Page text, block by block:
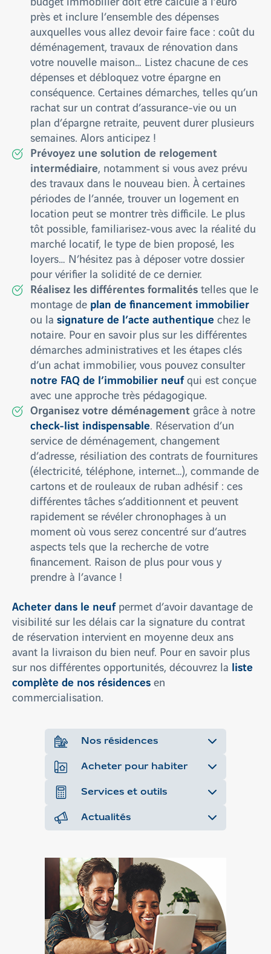
Nos résidences
Acheter pour habiter
Services et outils
Actualités
près et inclure l’ensemble des dépenses
auxquelles vous allez devoir faire face : coût du
déménagement, travaux de rénovation dans
votre nouvelle maison… Listez chacune de ces
dépenses et débloquez votre épargne en
conséquence. Certaines démarches, telles qu’un
rachat sur un contrat d’assurance-vie ou un
plan d’épargne retraite, peuvent durer plusieurs
semaines. Alors anticipez !
Prévoyez une solution de relogement
intermédiaire, notamment si vous avez prévu
des travaux dans le nouveau bien. À certaines
périodes de l’année, trouver un logement en
location peut se montrer très difficile. Le plus
tôt possible, familiarisez-vous avec la réalité du
marché locatif, le type de bien proposé, les
loyers… N’hésitez pas à déposer votre dossier
pour vérifier la solidité de ce dernier.
Réalisez les différentes formalitéstelles que le
montage de plan de financement immobilier
ou la signature de l’acte authentiquechez le
notaire. Pour en savoir plus sur les différentes
démarches administratives et les étapes clés
d’un achat immobilier, vous pouvez consulter
notre FAQ de l’immobilier neufqui est conçue
avec une approche très pédagogique.
Organisez votre déménagementgrâce à notre
check-list indispensable. Réservation d’un
service de déménagement, changement
d’adresse, résiliation des contrats de fournitures
(électricité, téléphone, internet…), commande de
cartons et de rouleaux de ruban adhésif : ces
différentes tâches s’additionnent et peuvent
rapidement se révéler chronophages à un
moment où vous serez concentré sur d’autres
aspects tels que la recherche de votre
financement. Raison de plus pour vous y
prendre à l’avance !
Acheter dans le neufpermet d’avoir davantage de
visibilité sur les délais car la signature du contrat
de réservation intervient en moyenne deux ans
avant la livraison du bien neuf. Pour en savoir plus
sur nos différentes opportunités, découvrez la liste
complète de nos résidencesen
commercialisation.